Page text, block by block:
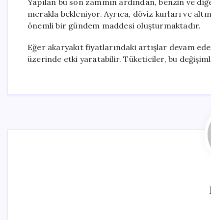
Yapılan bu son zammın ardından, benzin ve
merakla bekleniyor. Ayrıca, döviz kurları ve
önemli bir gündem maddesi oluşturmaktadır.
Eğer akaryakıt fiyatlarındaki artışlar devam
üzerinde etki yaratabilir. Tüketiciler, bu